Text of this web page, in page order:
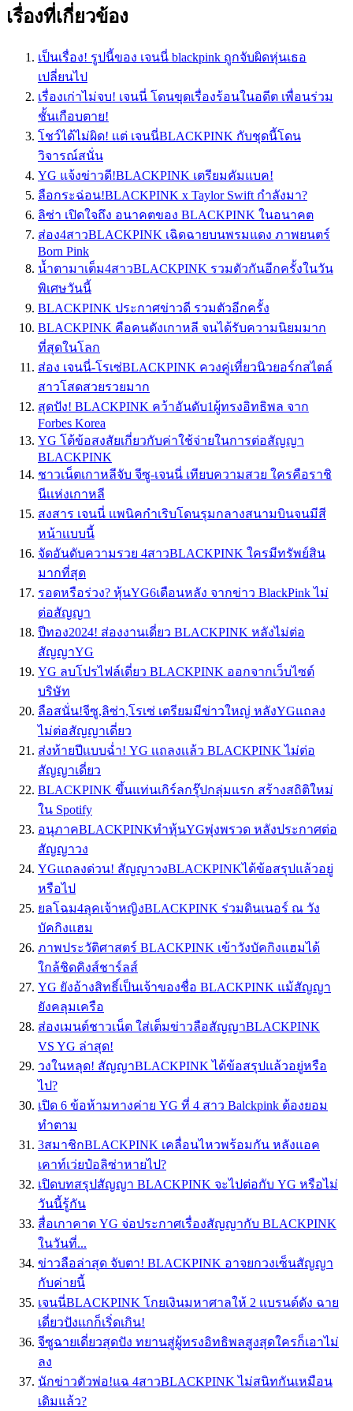
เรื่องที่เกี่ยวข้อง
เป็นเรื่อง! รูปนี้ของ เจนนี่ blackpink ถูกจับผิดหุ่นเธอ
เปลี่ยนไป
เรื่องเก่าไม่จบ! เจนนี่ โดนขุดเรื่องร้อนในอดีต เพื่อนร่วม
ชั้นเกือบตาย!
โชว์ได้ไม่ผิด! เเต่ เจนนี่BLACKPINK กับชุดนี้โดน
วิจารณ์สนั่น
YG แจ้งข่าวดี!BLACKPINK เตรียมคัมแบค!
ลือกระฉ่อน!BLACKPINK x Taylor Swift กำลังมา?
ลิซ่า เปิดใจถึง อนาคตของ BLACKPINK ในอนาคต
ส่อง4สาวBLACKPINK เฉิดฉายบนพรมแดง ภาพยนตร์
Born Pink
น้ำตามาเต็ม4สาวBLACKPINK รวมตัวกันอีกครั้งในวัน
พิเศษวันนี้
BLACKPINK ประกาศข่าวดี รวมตัวอีกครั้ง
BLACKPINK คือคนดังเกาหลี จนได้รับความนิยมมาก
ที่สุดในโลก
ส่อง เจนนี่-โรเซ่BLACKPINK ควงคู่เที่ยวนิวยอร์กสไตล์
สาวโสดสวยรวยมาก
สุดปัง! BLACKPINK คว้าอันดับ1ผู้ทรงอิทธิพล จาก
Forbes Korea
YG โต้ข้อสงสัยเกี่ยวกับค่าใช้จ่ายในการต่อสัญญา
BLACKPINK
ชาวเน็ตเกาหลีจับ จีซู-เจนนี่ เทียบความสวย ใครคือราชิ
นีเเห่งเกาหลี
สงสาร เจนนี่ เเพนิคกำเริบโดนรุมกลางสนามบินจนมีสี
หน้าเเบบนี้
จัดอันดับความรวย 4สาวBLACKPINK ใครมีทรัพย์สิน
มากที่สุด
รอดหรือร่วง? หุ้นYG6เดือนหลัง จากข่าว BlackPink ไม่
ต่อสัญญา
ปีทอง2024! ส่องงานเดี่ยว BLACKPINK หลังไม่ต่อ
สัญญาYG
YG ลบโปรไฟล์เดี่ยว BLACKPINK ออกจากเว็บไซต์
บริษัท
ลือสนั่น!จีซู,ลิซ่า,โรเซ่ เตรียมมีข่าวใหญ่ หลังYGแถลง
ไม่ต่อสัญญาเดี่ยว
ส่งท้ายปีเเบบฉ่ำ! YG เเถลงเเล้ว BLACKPINK ไม่ต่อ
สัญญาเดี่ยว
BLACKPINK ขึ้นแท่นเกิร์ลกรุ๊ปกลุ่มแรก สร้างสถิติใหม่
ใน Spotify
อนุภาคBLACKPINKทำหุ้นYGพุ่งพรวด หลังประกาศต่อ
สัญญาวง
YGแถลงด่วน! สัญญาวงBLACKPINKได้ข้อสรุปแล้วอยู่
หรือไป
ยลโฉม4ลุคเจ้าหญิงBLACKPINK ร่วมดินเนอร์ ณ วัง
บัคกิงแฮม
ภาพประวัติศาสตร์ BLACKPINK เข้าวังบัคกิงแฮมได้
ใกล้ชิดคิงส์ชาร์ลส์
YG ยังอ้างสิทธิ์เป็นเจ้าของชื่อ BLACKPINK แม้สัญญา
ยังคลุมเครือ
ส่องเมนต์ชาวเน็ต ใส่เต็มข่าวลือสัญญาBLACKPINK
VS YG ล่าสุด!
วงในหลุด! สัญญาBLACKPINK ได้ข้อสรุปแล้วอยู่หรือ
ไป?
เปิด 6 ข้อห้ามทางค่าย YG ที่ 4 สาว Balckpink ต้องยอม
ทำตาม
3สมาชิกBLACKPINK เคลื่อนไหวพร้อมกัน หลังแอค
เคาท์เว่ยป๋อลิซ่าหายไป?
เปิดบทสรุปสัญญา BLACKPINK จะไปต่อกับ YG หรือไม่
วันนี้รู้กัน
สื่อเกาคาด YG จ่อประกาศเรื่องสัญญากับ BLACKPINK
ในวันที่...
ข่าวลือล่าสุด จับตา! BLACKPINK อาจยกวงเซ็นสัญญา
กับค่ายนี้
เจนนี่BLACKPINK โกยเงินมหาศาลให้ 2 เเบรนด์ดัง ฉาย
เดี่ยวปังเเกก็เริ่ดเกิน!
จีซูฉายเดี่ยวสุดปัง ทยานสู่ผู้ทรงอิทธิพลสูงสุดใครก็เอาไม่
ลง
นักข่าวตัวพ่อ!แฉ 4สาวBLACKPINK ไม่สนิทกันเหมือน
เดิมแล้ว?